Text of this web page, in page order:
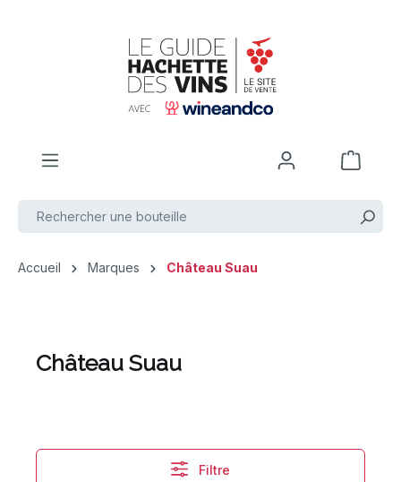
Accueil Marques Château Suau
Château Suau
Filtre